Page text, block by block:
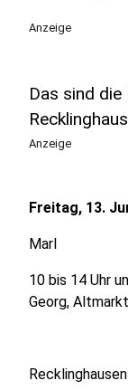
Anzeige
Das sind
Anzeige
Freitag, 13.
Marl
10 bis 14 Uhr
Georg,
Recklinghausen